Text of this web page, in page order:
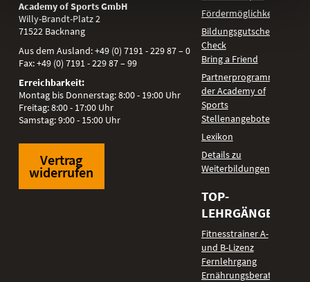
Academy of Sports GmbH
Willy-Brandt-Platz 2
71522 Backnang
Aus dem Ausland:+49 (0) 7191 - 229 87 – 0
Fax:+49 (0) 7191 - 229 87 – 99
Erreichbarkeit:
Montag bis Donnerstag: 8:00 - 19:00 Uhr
Freitag: 8:00 - 17:00 Uhr
Samstag: 9:00 - 15:00 Uhr
Vertrag
widerrufen
Fördermöglichkeiten
Bildungsgutschein
Check
Bring a Friend
Partnerprogramm
der Academy of
Sports
Stellenangebote
Lexikon
Details zu
Weiterbildungen
TOP-
LEHRGÄNGE
Fitnesstrainer A-
und B-Lizenz
Fernlehrgang
Ernährungsberater